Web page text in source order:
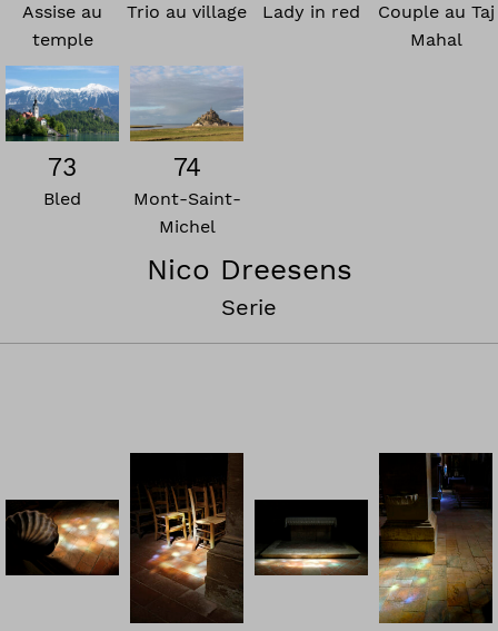
Assise au
temple
Trio au village Lady in red
Couple au Taj
Mahal
73
Bled
74
Mont-Saint-
Michel
Nico Dreesens
Serie